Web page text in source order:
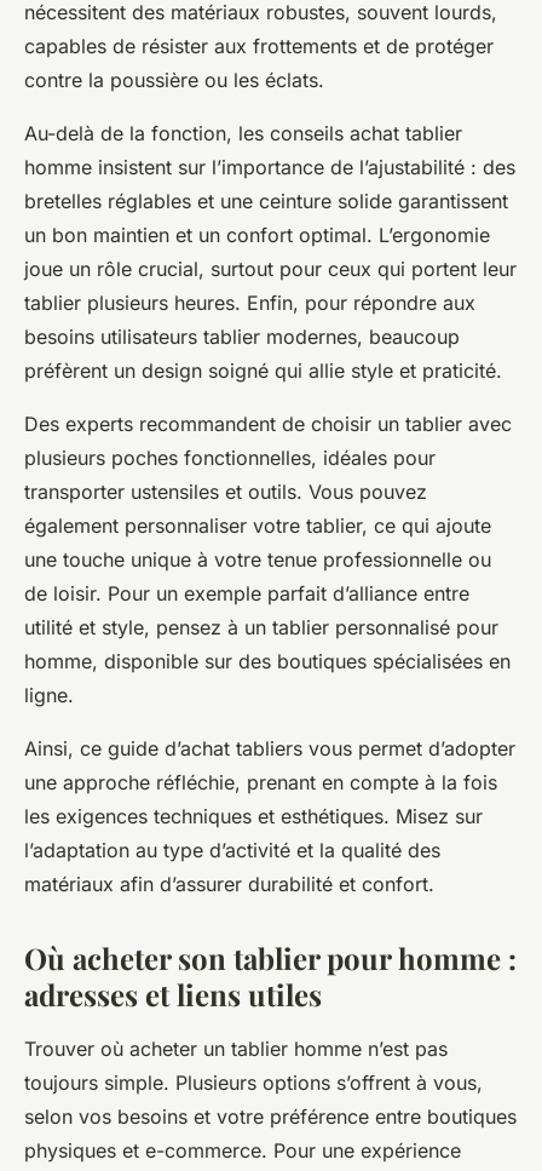
nécessitent des matériaux robustes, souvent lourds,
capables de résister aux frottements et de protéger
contre la poussière ou les éclats.
Au-delà de la fonction, les conseils achat tablier
homme insistent sur l’importance de l’ajustabilité : des
bretelles réglables et une ceinture solide garantissent
un bon maintien et un confort optimal. L’ergonomie
joue un rôle crucial, surtout pour ceux qui portent leur
tablier plusieurs heures. Enfin, pour répondre aux
besoins utilisateurs tablier modernes, beaucoup
préfèrent un design soigné qui allie style et praticité.
Des experts recommandent de choisir un tablier avec
plusieurs poches fonctionnelles, idéales pour
transporter ustensiles et outils. Vous pouvez
également personnaliser votre tablier, ce qui ajoute
une touche unique à votre tenue professionnelle ou
de loisir. Pour un exemple parfait d’alliance entre
utilité et style, pensez à un tablier personnalisé pour
homme, disponible sur des boutiques spécialisées en
ligne.
Ainsi, ce guide d’achat tabliers vous permet d’adopter
une approche réfléchie, prenant en compte à la fois
les exigences techniques et esthétiques. Misez sur
l’adaptation au type d’activité et la qualité des
matériaux afin d’assurer durabilité et confort.
Où acheter son tablier pour homme :
adresses et liens utiles
Trouver où acheter un tablier homme n’est pas
toujours simple. Plusieurs options s’offrent à vous,
selon vos besoins et votre préférence entre boutiques
physiques et e-commerce. Pour une expérience